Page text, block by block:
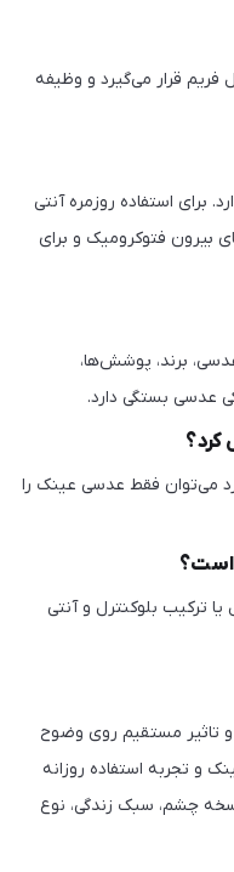
قرار می‌گیرد و وظیفه
برای استفاده روزمره آنتی
بیرون فتوکرومیک و برای
برند، پوشش‌ها،
عدسی بستگی دارد.
کرد؟
می‌توان فقط عدسی عینک را
است؟
یا ترکیب بلوکنترل و آنتی
مستقیم روی وضوح
و تجربه استفاده روزانه
چشم، سبک زندگی، نوع